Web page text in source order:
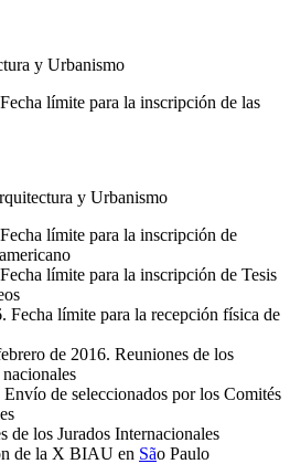
y Urbanismo
límite para la inscripción de las
y Urbanismo
límite para la inscripción de
límite para la inscripción de Tesis
Fecha límite para la recepción física de
de 2016. Reuniones de los
de seleccionados por los Comités
de los Jurados Internacionales
de la X BIAU en São Paulo